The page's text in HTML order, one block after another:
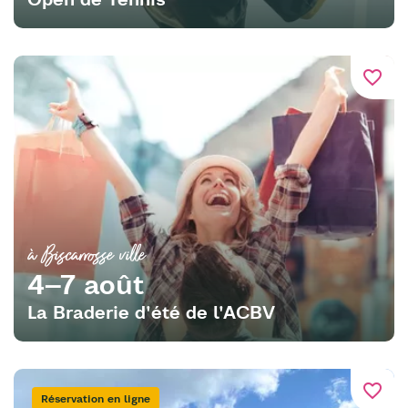
favorite_border
à Biscarrosse ville
4–7 août
La Braderie d'été de l'ACBV
favorite_border
Réservation en ligne